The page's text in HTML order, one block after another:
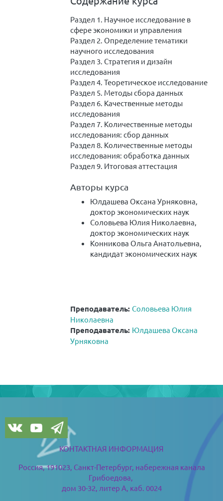
Раздел 1. Научное исследование в
сфере экономики и управления
Раздел 2. Определение тематики
научного исследования
Раздел 3. Стратегия и дизайн
исследования
Раздел 4. Теоретическое исследование
Раздел 5. Методы сбора данных
Раздел 6. Качественные методы
исследования
Раздел 7. Количественные методы
исследования: сбор данных
Раздел 8. Количественные методы
исследования: обработка данных
Раздел 9. Итоговая аттестация
Авторы курса
Юлдашева Оксана Урняковна,
доктор экономических наук
Соловьева Юлия Николаевна,
доктор экономических наук
Конникова Ольга Анатольевна,
кандидат экономических наук
Преподаватель: Соловьева Юлия
Николаевна
Преподаватель: Юлдашева Оксана
Урняковна
Блоки
КОНТАКТНАЯ ИНФОРМАЦИЯ
Россия, 191023, Санкт-Петербург, набережная канала
Грибоедова,
дом 30-32, литер А, каб. 0024